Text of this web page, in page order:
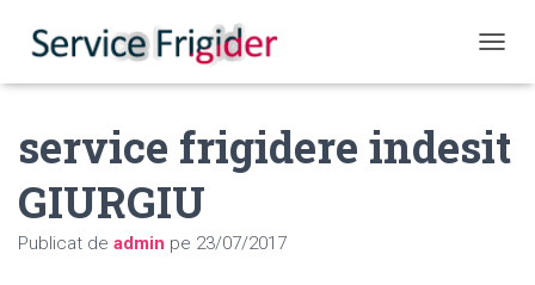
service frigidere indesit
GIURGIU
Publicat de admin pe 23/07/2017